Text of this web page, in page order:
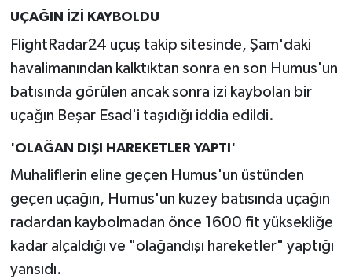
UÇAĞIN İZİ KAYBOLDU
FlightRadar24 uçuş takip sitesinde, Şam'daki
havalimanından kalktıktan sonra en son Humus'un
batısında görülen ancak sonra izi kaybolan bir
uçağın Beşar Esad'i taşıdığı iddia edildi.
'OLAĞAN DIŞI HAREKETLER YAPTI'
Muhaliflerin eline geçen Humus'un üstünden
geçen uçağın, Humus'un kuzey batısında uçağın
radardan kaybolmadan önce 1600 fit yüksekliğe
kadar alçaldığı ve "olağandışı hareketler" yaptığı
yansıdı.